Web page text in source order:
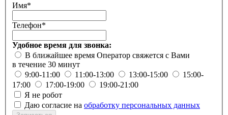
Имя*
Телефон*
Удобное время для звонка:
В ближайшее время Оператор свяжется с Вами
в течение 30 минут
9:00-11:00
11:00-13:00 13:00-15:00
15:00-
17:00
17:00-19:00
19:00-21:00
Я не робот
Даю согласие на обработку персональных данных